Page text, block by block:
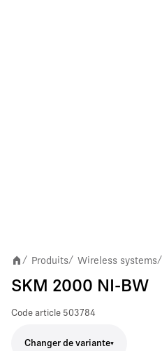
/ Produits/ Wireless systems/
SKM 2000 NI-BW
Code article 503784
Changer de variante